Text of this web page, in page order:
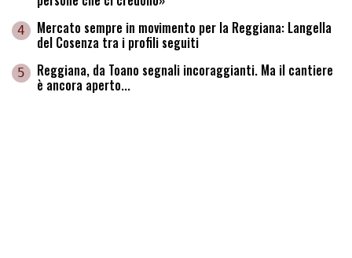
4 Mercato sempre in movimento per la Reggiana: Langella
del Cosenza tra i profili seguiti
5 Reggiana, da Toano segnali incoraggianti. Ma il cantiere
è ancora aperto...